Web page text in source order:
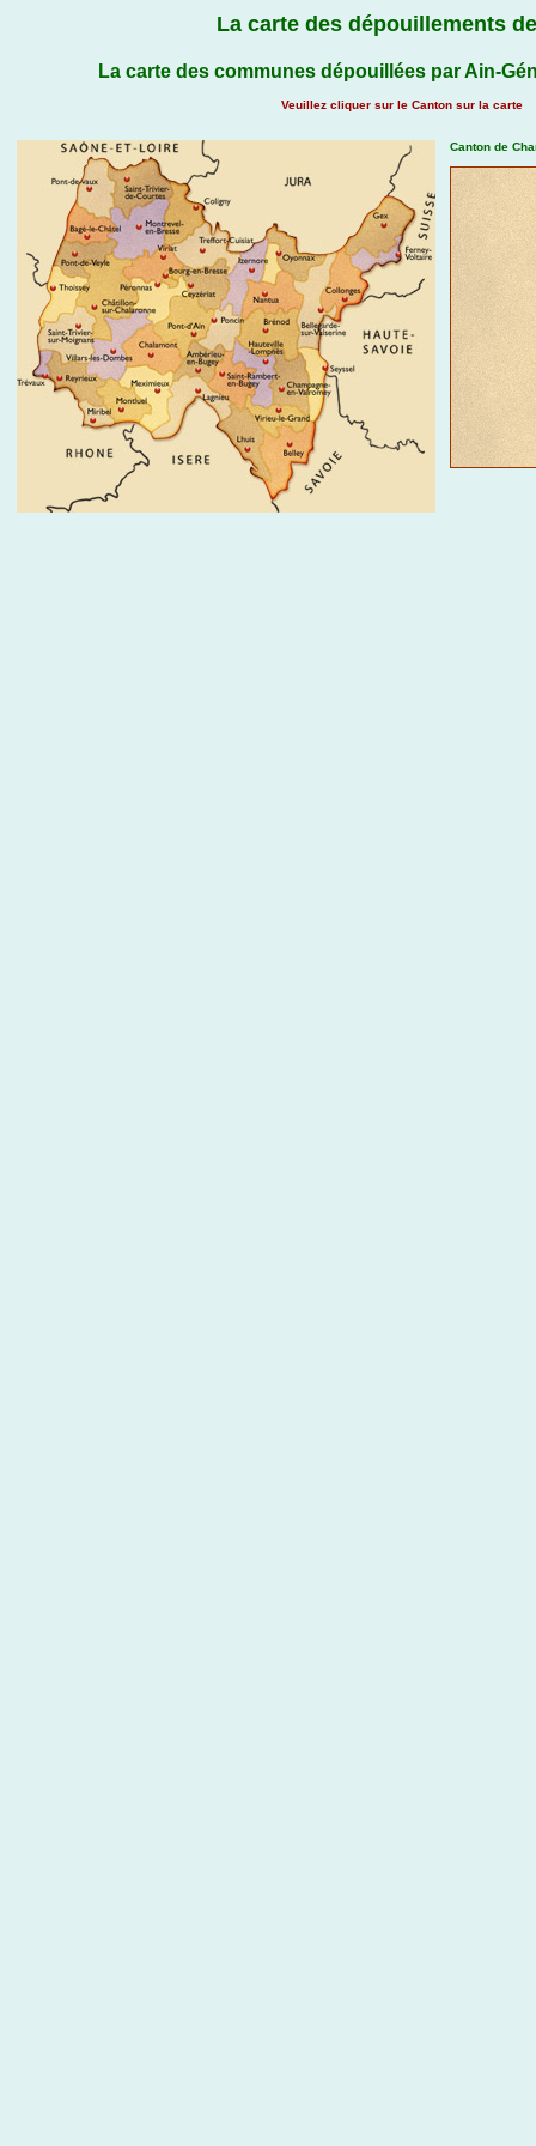
La carte des dépouillements
La carte des communes dépouillées par Ain-
Veuillez cliquer sur le Canton sur la carte
Canton de